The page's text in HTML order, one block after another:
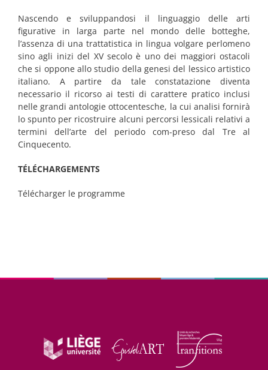
Nascendo e sviluppandosi il linguaggio delle arti
figurative in larga parte nel mondo delle botteghe,
l’assenza di una trattatistica in lingua volgare perlomeno
sino agli inizi del XV secolo è uno dei maggiori ostacoli
che si oppone allo studio della genesi del lessico artistico
italiano. A partire da tale constatazione diventa
necessario il ricorso ai testi di carattere pratico inclusi
nelle grandi antologie ottocentesche, la cui analisi fornirà
lo spunto per ricostruire alcuni percorsi lessicali relativi a
termini dell’arte del periodo com-preso dal Tre al
Cinquecento.
TÉLÉCHARGEMENTS
Télécharger le programme